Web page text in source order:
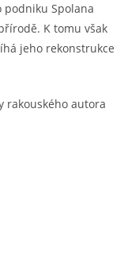
podniku Spolana
K tomu však
jeho rekonstrukce
rakouského autora